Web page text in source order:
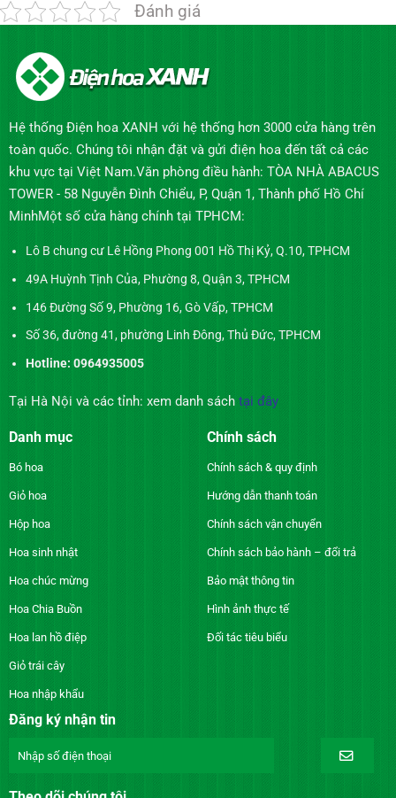
Đánh giá
Hệ thống Điện hoa XANH với hệ thống hơn 3000 cửa hàng trên
toàn quốc. Chúng tôi nhận đặt và gửi điện hoa đến tất cả các
khu vực tại Việt Nam.Văn phòng điều hành: TÒA NHÀ ABACUS
TOWER - 58 Nguyễn Đình Chiểu, P, Quận 1, Thành phố Hồ Chí
MinhMột số cửa hàng chính tại TPHCM:
Lô B chung cư Lê Hồng Phong 001 Hồ Thị Kỷ, Q.10, TPHCM
49A Huỳnh Tịnh Của, Phường 8, Quận 3, TPHCM
146 Đường Số 9, Phường 16, Gò Vấp, TPHCM
Số 36, đường 41, phường Linh Đông, Thủ Đức, TPHCM
Hotline: 0964935005
Tại Hà Nội và các tỉnh: xem danh sách tại đây
Danh mục
Bó hoa
Giỏ hoa
Hộp hoa
Hoa sinh nhật
Hoa chúc mừng
Hoa Chia Buồn
Hoa lan hồ điệp
Giỏ trái cây
Hoa nhập khẩu
Chính sách
Chính sách & quy định
Hướng dẫn thanh toán
Chính sách vận chuyển
Chính sách bảo hành – đổi trả
Bảo mật thông tin
Hình ảnh thực tế
Đối tác tiêu biểu
Đăng ký nhận tin